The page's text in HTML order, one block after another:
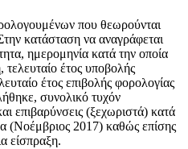
που θεωρούνται
κατάσταση να αναγράφεται
ημερομηνία κατά την οποία
έτος υποβολής
έτος επιβολής φορολογίας
συνολικό τυχόν
επιβαρύνσεις (ξεχωριστά) κατά
(Νοέμβριος 2017) καθώς επίσης
είσπραξη.